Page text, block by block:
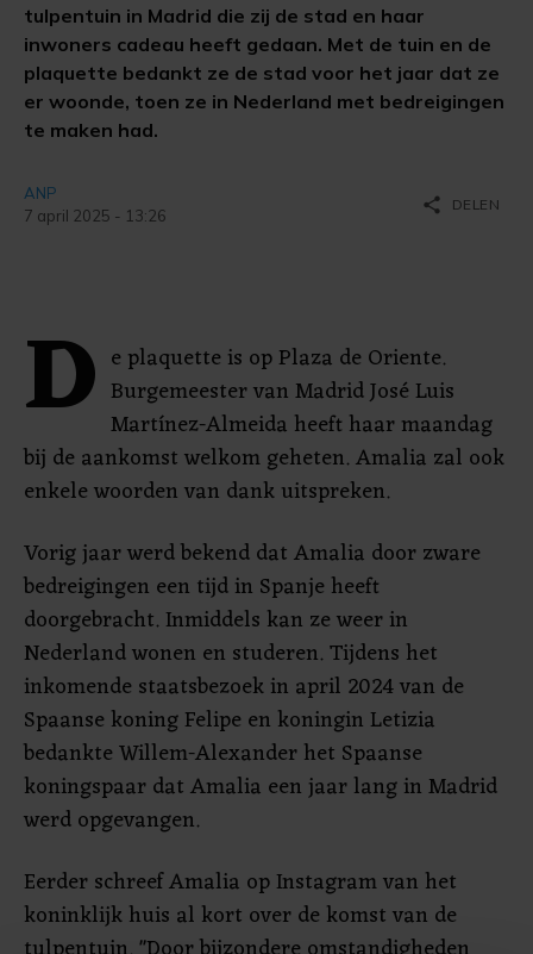
tulpentuin in Madrid die zij de stad en haar
inwoners cadeau heeft gedaan. Met de tuin en de
plaquette bedankt ze de stad voor het jaar dat ze
er woonde, toen ze in Nederland met bedreigingen
te maken had.
ANP
7 april 2025 - 13:26
share DELEN
D e plaquette is op Plaza de Oriente.
Burgemeester van Madrid José Luis
Martínez-Almeida heeft haar maandag
bij de aankomst welkom geheten. Amalia zal ook
enkele woorden van dank uitspreken.
Vorig jaar werd bekend dat Amalia door zware
bedreigingen een tijd in Spanje heeft
doorgebracht. Inmiddels kan ze weer in
Nederland wonen en studeren. Tijdens het
inkomende staatsbezoek in april 2024 van de
Spaanse koning Felipe en koningin Letizia
bedankte Willem-Alexander het Spaanse
koningspaar dat Amalia een jaar lang in Madrid
werd opgevangen.
Eerder schreef Amalia op Instagram van het
koninklijk huis al kort over de komst van de